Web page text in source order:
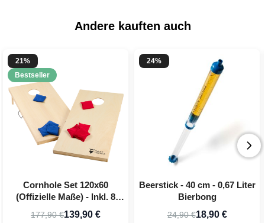
Andere kauften auch
21%
Bestseller
Cornhole Set 120x60
(Offizielle Maße) - Inkl. 8
Wurfbeutel PartyVikings
177,90 €139,90 €
24%
Beerstick - 40 cm - 0,67 Liter
Bierbong
24,90 €18,90 €